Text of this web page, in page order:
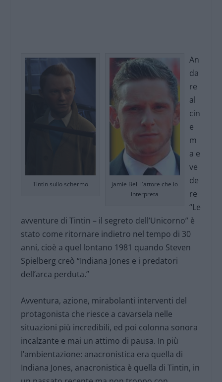
Tintin sullo schermo
jamie Bell l'attore che lo
interpreta
An
da
re
al
cin
e
m
a e
ve
de
re
“Le
avventure di Tintin – il segreto dell’Unicorno” è
stato come ritornare indietro nel tempo di 30
anni, cioè a quel lontano 1981 quando Steven
Spielberg creò “Indiana Jones e i predatori
dell’arca perduta.”
Avventura, azione, mirabolanti interventi del
protagonista che riesce a cavarsela nelle
situazioni più incredibili, ed poi colonna sonora
incalzante e mai un attimo di pausa. In più
l’ambientazione: anacronistica era quella di
Indiana Jones, anacronistica è quella di Tintin, in